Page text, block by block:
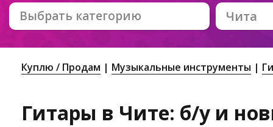
Выбрать категорию Чита
Куплю / Продам Музыкальные инструменты
Гитары в Чите: б/у и